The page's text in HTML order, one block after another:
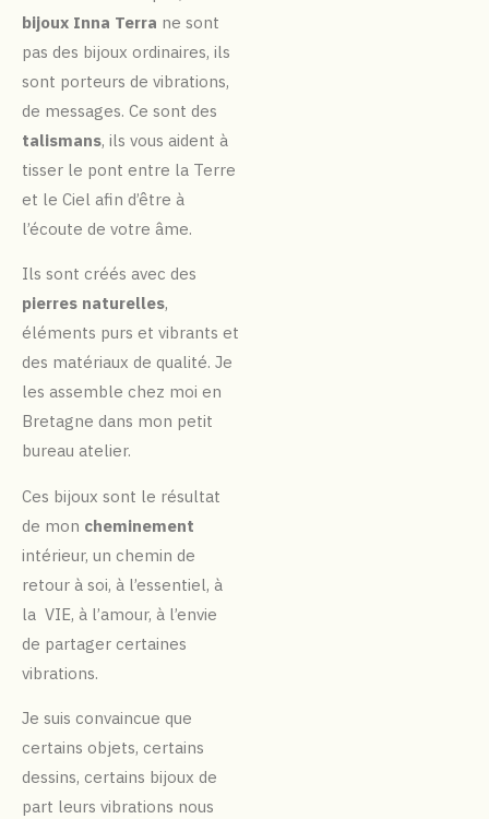
bijoux Inna Terra ne sont
pas des bijoux ordinaires, ils
sont porteurs de vibrations,
de messages. Ce sont des
talismans, ils vous aident à
tisser le pont entre la Terre
et le Ciel afin d’être à
l’écoute de votre âme.
Ils sont créés avec des
pierres naturelles,
éléments purs et vibrants et
des matériaux de qualité. Je
les assemble chez moi en
Bretagne dans mon petit
bureau atelier.
Ces bijoux sont le résultat
de mon cheminement
intérieur, un chemin de
retour à soi, à l’essentiel, à
la VIE, à l’amour, à l’envie
de partager certaines
vibrations.
Je suis convaincue que
certains objets, certains
dessins, certains bijoux de
part leurs vibrations nous